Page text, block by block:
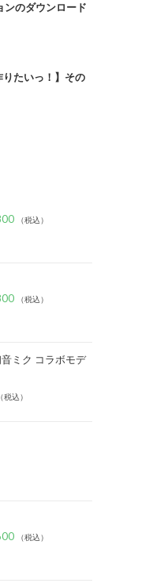
のダウンロード
りたいっ！】その
（税込）
（税込）
ミク コラボモデ
（税込）
（税込）